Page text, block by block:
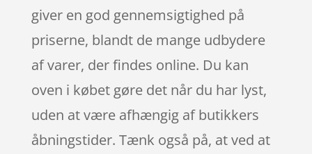
giver en god gennemsigtighed på
priserne, blandt de mange udbydere
af varer, der findes online. Du kan
oven i købet gøre det når du har lyst,
uden at være afhængig af butikkers
åbningstider. Tænk også på, at ved at